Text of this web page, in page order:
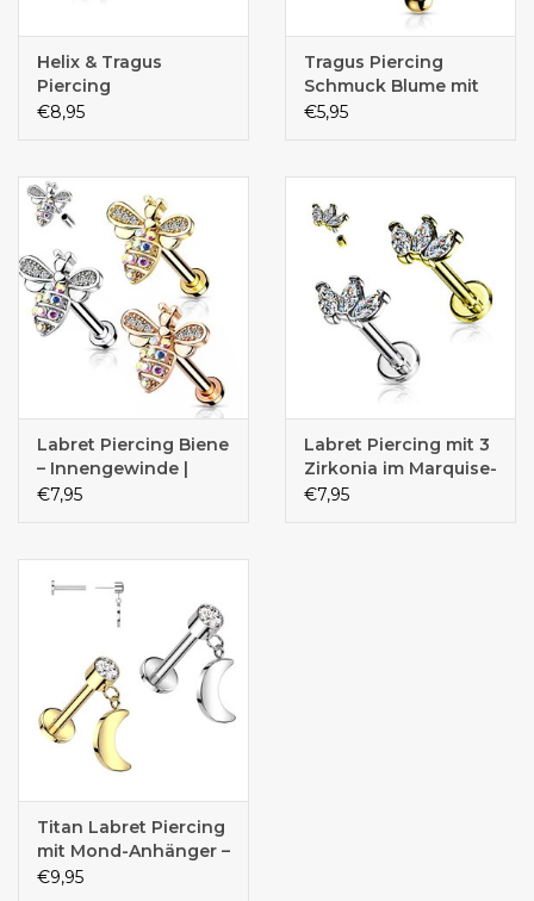
Helix & Tragus
Piercing
€8,95
Tragus Piercing
Schmuck Blume mit
Kristall –
Gold, Roségold &
Silber
€5,95
Labret Piercing Biene
– Innengewinde |
Chirurgenstahl 316L
Silber
€7,95
Labret Piercing mit 3
Zirkonia im Marquise-
Schliff –
€7,95
Titan Labret Piercing
mit Mond-Anhänger –
Steckverschluss |
€9,95